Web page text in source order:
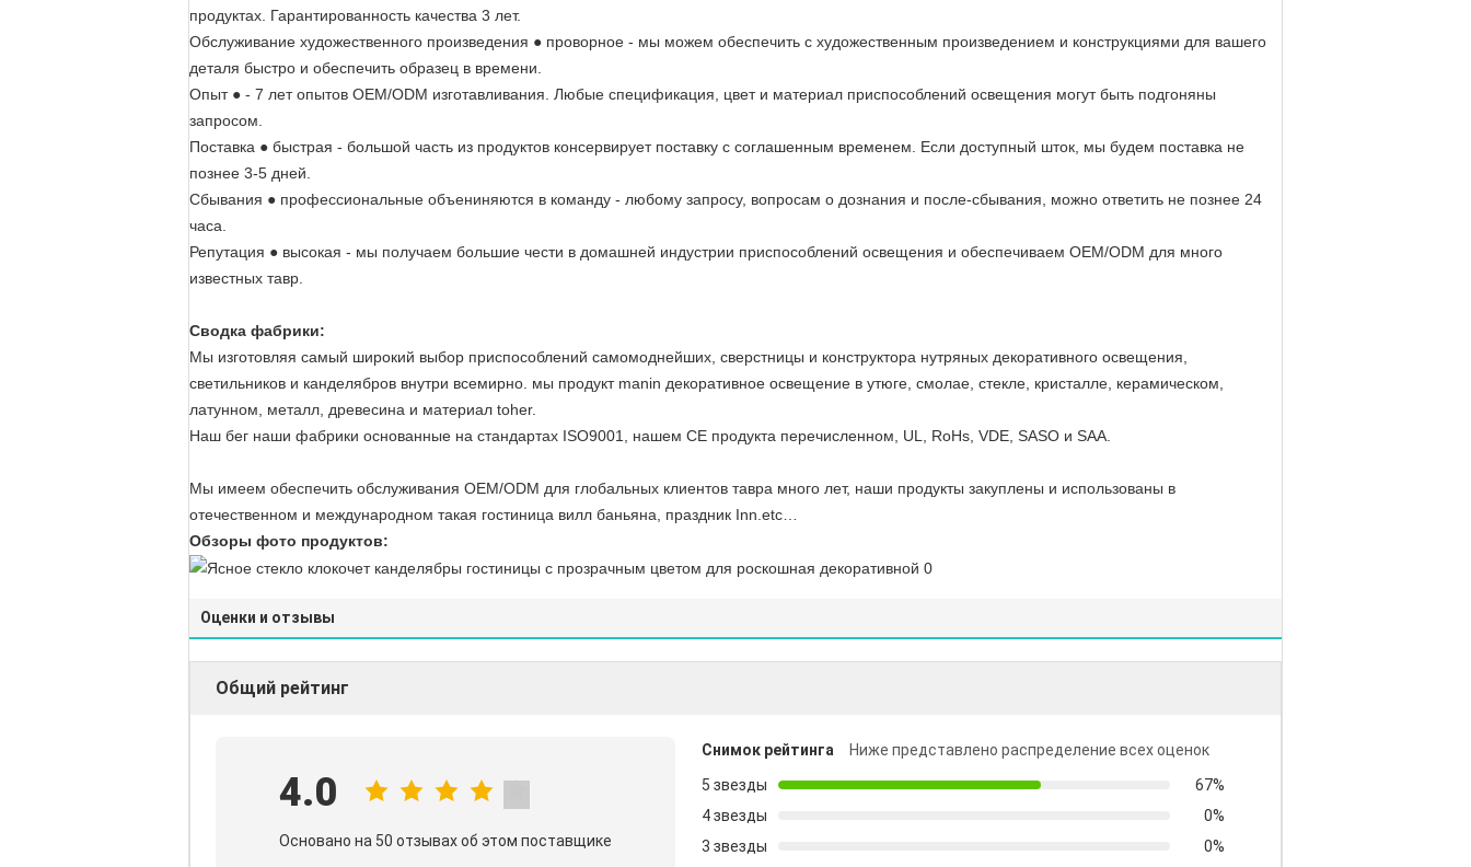
продуктах. Гарантированность качества 3 лет.
Обслуживание художественного произведения ● проворное - мы можем обеспечить с художественным произведением и конструкциями для вашего
деталя быстро и обеспечить образец в времени.
Опыт ● - 7 лет опытов OEM/ODM изготавливания. Любые спецификация, цвет и материал приспособлений освещения могут быть подгоняны
запросом.
Поставка ● быстрая - большой часть из продуктов консервирует поставку с соглашенным временем. Если доступный шток, мы будем поставка не
познее 3-5 дней.
Сбывания ● профессиональные объениняются в команду - любому запросу, вопросам о дознания и после-сбывания, можно ответить не познее 24
часа.
Репутация ● высокая - мы получаем большие чести в домашней индустрии приспособлений освещения и обеспечиваем OEM/ODM для много
известных тавр.
Сводка фабрики:
Мы изготовляя самый широкий выбор приспособлений самомоднейших, сверстницы и конструктора нутряных декоративного освещения,
светильников и канделябров внутри всемирно. мы продукт manin декоративное освещение в утюге, смолае, стекле, кристалле, керамическом,
латунном, металл, древесина и материал toher.
Наш бег наши фабрики основанные на стандартах ISO9001, нашем CE продукта перечисленном, UL, RoHs, VDE, SASO и SAA.
Мы имеем обеспечить обслуживания OEM/ODM для глобальных клиентов тавра много лет, наши продукты закуплены и использованы в
отечественном и международном такая гостиница вилл баньяна, праздник Inn.etc…
Обзоры фото продуктов:
Оценки и отзывы
Общий рейтинг
4.0
Основано на 50 отзывах об этом поставщике
Снимок рейтинга
Ниже представлено распределение всех оценок
5 звезды
67%
4 звезды
0%
3 звезды
0%